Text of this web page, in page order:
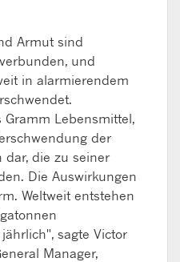
Armut sind
und
in alarmierendem
Gramm Lebensmittel,
der
dar, die zu seiner
Die Auswirkungen
Weltweit entstehen
sagte Victor
Manager,